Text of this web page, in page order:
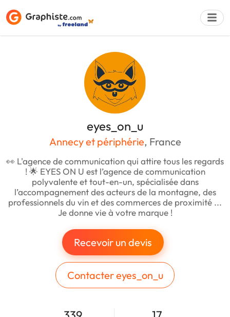
eyes_on_u
Annecy et périphérie, France
👀 L'agence de communication qui attire tous les regards
! 🌟 EYES ON U est l’agence de communication
polyvalente et tout-en-un, spécialisée dans
l’accompagnement des acteurs de la montagne, des
professionnels du vin et des commerces de proximité ...
Je donne vie à votre marque !
Recevoir un devis
Contacter eyes_on_u